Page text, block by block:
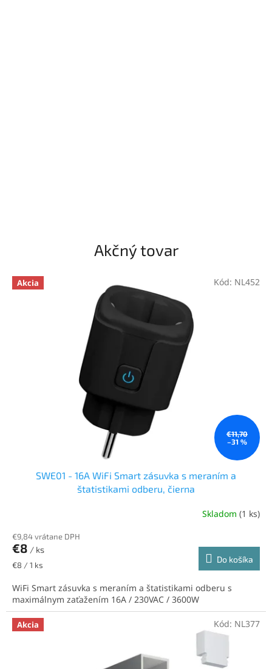
Akčný tovar
Akcia
€11,70
–31 %
SWE01 - 16A WiFi Smart zásuvka s meraním a
štatistikami odberu, čierna
Skladom (1 ks)
€9,84 vrátane DPH
€8 / ks
Jednotková
€8 / 1 ks
Do košíka
WiFi Smart zásuvka s meraním a štatistikami odberu s
maximálnym zaťažením 16A / 230VAC / 3600W
Kód: NL452
Akcia Kód: NL377